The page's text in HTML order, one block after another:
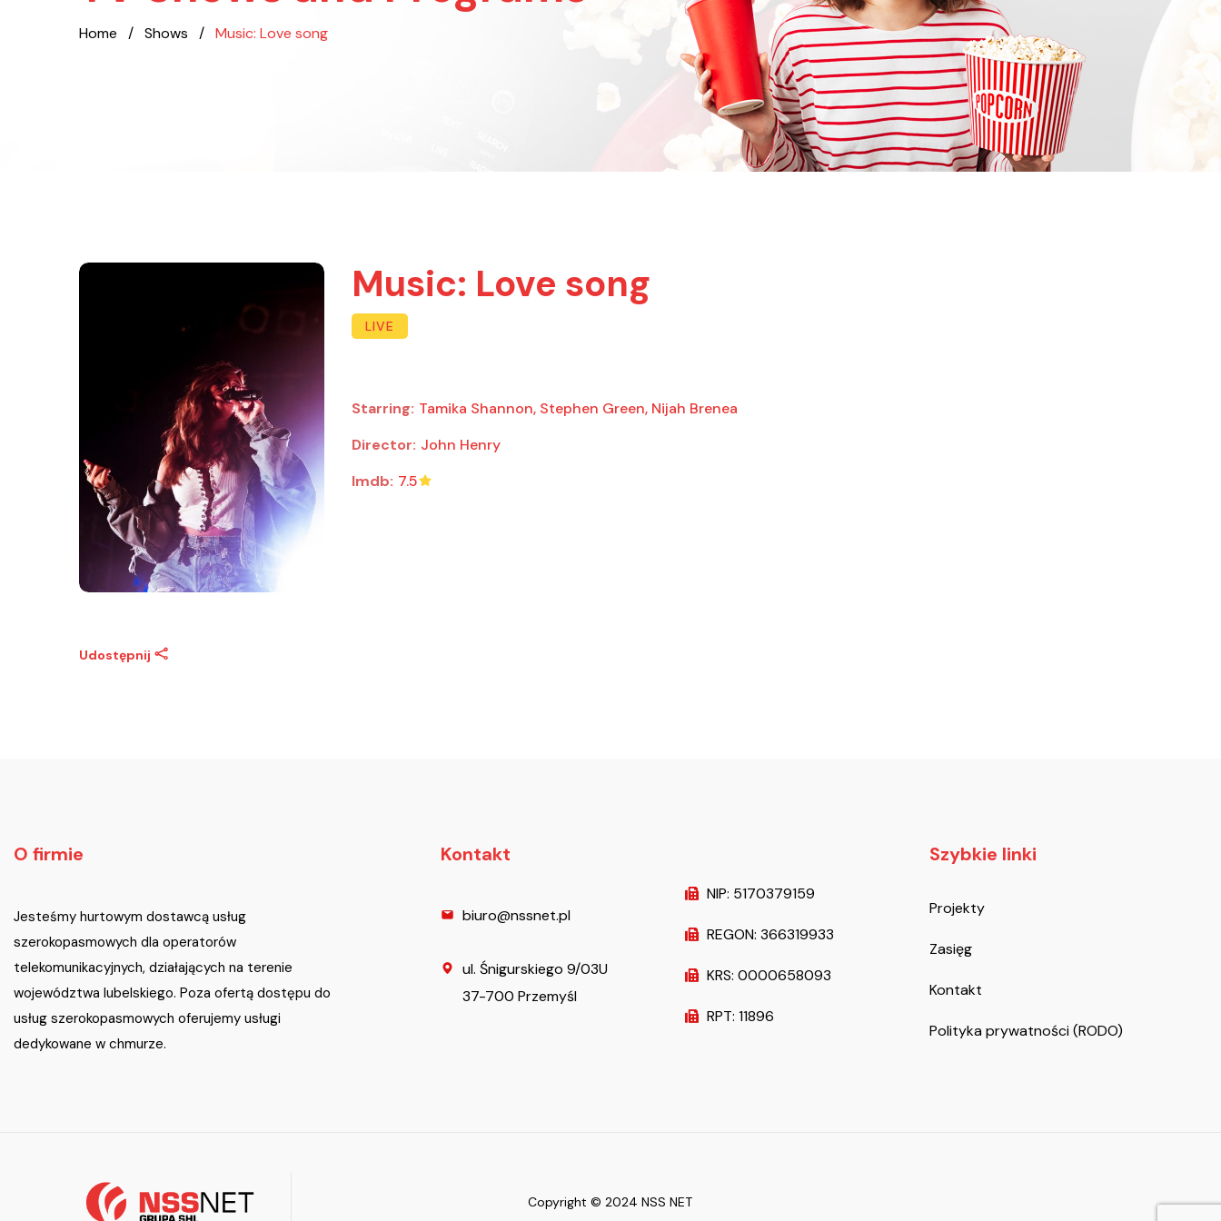
Home / Shows / Music: Love song
Udostępnij
Music: Love song
LIVE
Starring: Tamika Shannon, Stephen Green, Nijah Brenea
Director: John Henry
Imdb: 7.5
O firmie
Jesteśmy hurtowym dostawcą usług
szerokopasmowych dla operatorów
telekomunikacyjnych, działających na terenie
województwa lubelskiego. Poza ofertą dostępu do
usług szerokopasmowych oferujemy usługi
dedykowane w chmurze.
Kontakt
biuro@nssnet.pl
ul. Śnigurskiego 9/03U
37-700 Przemyśl
NIP: 5170379159
REGON: 366319933
KRS: 0000658093
RPT: 11896
Szybkie linki
Projekty
Zasięg
Kontakt
Polityka prywatności (RODO)
Copyright © 2024 NSS NET